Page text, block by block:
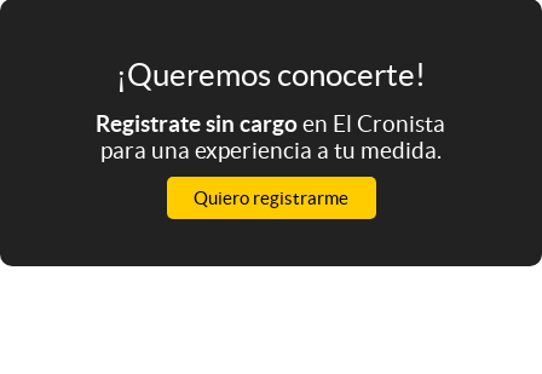
¡Queremos conocerte!
Registrate sin cargoen El Cronista
para una experiencia a tu medida.
Quiero registrarme